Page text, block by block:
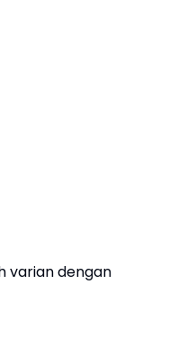
varian dengan